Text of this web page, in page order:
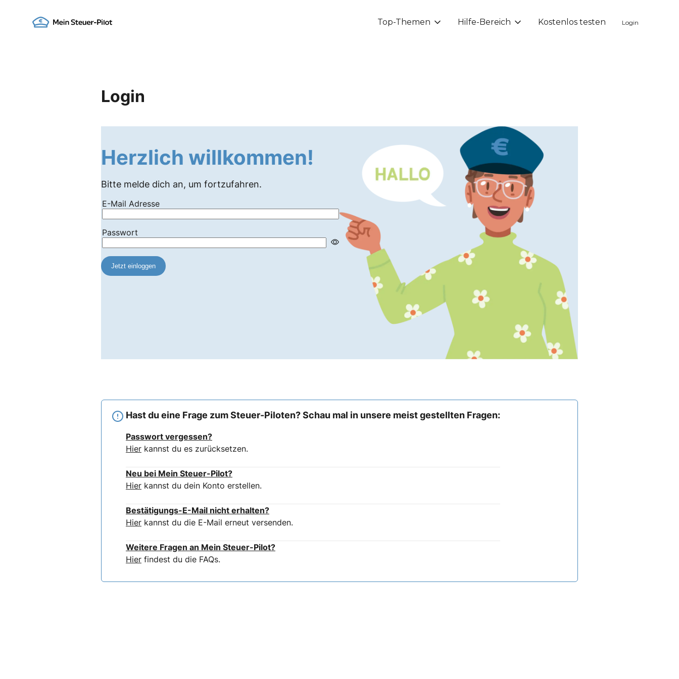
Go to landing page. Top-Themen Hilfe-Bereich Kostenlos testen Login
Login
Herzlich willkommen!
Bitte melde dich an, um fortzufahren.
Hast du eine Frage zum Steuer-Piloten? Schau mal in unsere meist gestellten Fragen:
Passwort vergessen?
Hier kannst du es zurücksetzen.
Neu bei Mein Steuer-Pilot?
Hier kannst du dein Konto erstellen.
Bestätigungs-E-Mail nicht erhalten?
Hier kannst du die E-Mail erneut versenden.
Weitere Fragen an Mein Steuer-Pilot?
Hier findest du die FAQs.